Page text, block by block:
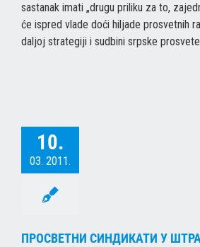
sastanak imati „drugu priliku za to,
će ispred vlade doći hiljade prosvetnih
daljoj strategiji i sudbini srpske
10.
03. 2011.
ПРОСВЕТНИ СИНДИКАТИ У